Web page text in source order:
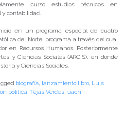
cursó estudios técnicos en
contabilidad.
en un programa especial de cuatro
del Norte, programa a través del cual
en Recursos Humanos. Posteriormente
y Ciencias Sociales (ARCIS), en donde
y Ciencias Sociales.
biografía, lanzamiento libro, Luis
política, Tejas Verdes, uach